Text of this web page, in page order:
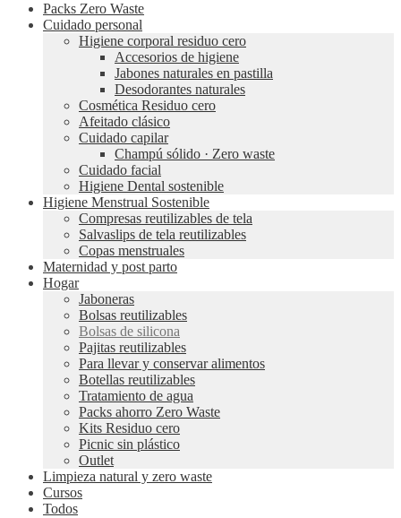
Packs Zero Waste
Cuidado personal
Higiene corporal residuo cero
Accesorios de higiene
Jabones naturales en pastilla
Desodorantes naturales
Cosmética Residuo cero
Afeitado clásico
Cuidado capilar
Champú sólido · Zero waste
Cuidado facial
Higiene Dental sostenible
Higiene Menstrual Sostenible
Compresas reutilizables de tela
Salvaslips de tela reutilizables
Copas menstruales
Maternidad y post parto
Hogar
Jaboneras
Bolsas reutilizables
Bolsas de silicona
Pajitas reutilizables
Para llevar y conservar alimentos
Botellas reutilizables
Tratamiento de agua
Packs ahorro Zero Waste
Kits Residuo cero
Picnic sin plástico
Outlet
Limpieza natural y zero waste
Cursos
Todos